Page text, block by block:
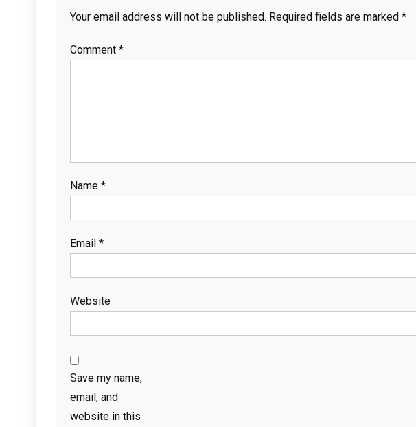
Your email address will not be published. Required fields are marked *
Comment *
Name *
Email *
Website
Save my name,
email, and
website in this